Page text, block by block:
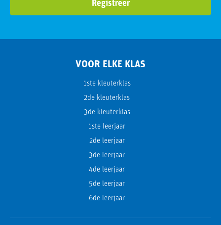
VOOR ELKE KLAS
1ste kleuterklas
2de kleuterklas
3de kleuterklas
1ste leerjaar
2de leerjaar
3de leerjaar
4de leerjaar
5de leerjaar
6de leerjaar